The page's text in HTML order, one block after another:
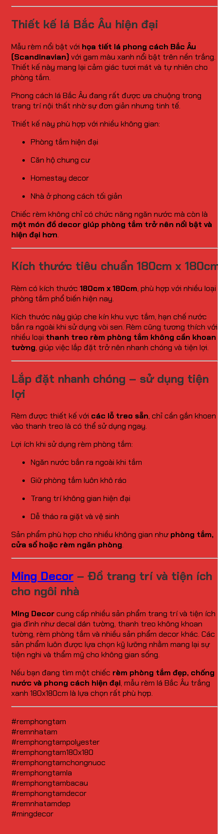
Thiết kế lá Bắc Âu hiện đại
Mẫu rèm nổi bật với họa tiết lá phong cách Bắc Âu
(Scandinavian)với gam màu xanh nổi bật trên nền trắng.
Thiết kế này mang lại cảm giác tươi mát và tự nhiên cho
phòng tắm.
Phong cách lá Bắc Âu đang rất được ưa chuộng trong
trang trí nội thất nhờ sự đơn giản nhưng tinh tế.
Thiết kế này phù hợp với nhiều không gian:
Phòng tắm hiện đại
Căn hộ chung cư
Homestay decor
Nhà ở phong cách tối giản
Chiếc rèm không chỉ có chức năng ngăn nước mà còn là
một món đồ decor giúp phòng tắm trở nên nổi bật và
hiện đại hơn.
Kích thước tiêu chuẩn 180cm x
Rèm có kích thước 180cm x 180cm, phù hợp với nhiều loại
phòng tắm phổ biến hiện nay.
Kích thước này giúp che kín khu vực tắm, hạn chế nước
bắn ra ngoài khi sử dụng vòi sen. Rèm cũng tương thích với
nhiều loại thanh treo rèm phòng tắm không cần khoan
tường, giúp việc lắp đặt trở nên nhanh chóng và tiện lợi.
Lắp đặt nhanh chóng – sử dụng tiện
lợi
Rèm được thiết kế với các lỗ treo sẵn, chỉ cần gắn khoen
vào thanh treo là có thể sử dụng ngay.
Lợi ích khi sử dụng rèm phòng tắm:
Ngăn nước bắn ra ngoài khi tắm
Giữ phòng tắm luôn khô ráo
Trang trí không gian hiện đại
Dễ tháo ra giặt và vệ sinh
Sản phẩm phù hợp cho nhiều không gian nhưphòng tắm,
cửa sổ hoặc rèm ngăn phòng.
Ming Decor – Đồ trang trí và tiện ích
cho ngôi nhà
Ming Decorcung cấp nhiều sản phẩm trang trí và tiện ích
gia đình như decal dán tường, thanh treo không khoan
tường, rèm phòng tắm và nhiều sản phẩm decor khác. Các
sản phẩm luôn được lựa chọn kỹ lưỡng nhằm mang lại sự
tiện nghi và thẩm mỹ cho không gian sống.
Nếu bạn đang tìm một chiếc rèm phòng tắm đẹp, chống
nước và phong cách hiện đại, mẫu rèm lá Bắc Âu trắng
xanh 180x180cm là lựa chọn rất phù hợp.
#remphongtam
#remnhatam
#remphongtampolyester
#remphongtam180x180
#remphongtamchongnuoc
#remphongtamla
#remphongtambacau
#remphongtamdecor
#remnhatamdep
#mingdecor